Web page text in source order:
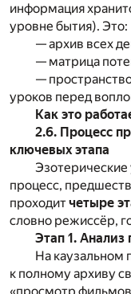
информация
уровне бытия). Это:
— архив всех
— матрица
—
уроков перед
Как это
2.6. Процесс
ключевых этапа
процесс,
проходитчетыре
словно режиссёр,
Этап 1.
На каузальном
к полному архиву